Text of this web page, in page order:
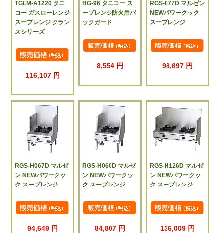
TGLM-A1220 タニ
コー ガスローレンジ
スープレンジ クラン
スシリーズ
116,107 円
BG-96 タニコー ス
ープレンジ防火用バ
ックガード
8,554 円
RGS-077D マルゼン
NEWパワークック
スープレンジ
98,697 円
RGS-H067D マルゼ
ン NEWパワークッ
ク スープレンジ
94,649 円
RGS-H066D マルゼ
ン NEWパワークッ
ク スープレンジ
84,807 円
RGS-H126D マルゼ
ン NEWパワークッ
ク スープレンジ
136,009 円